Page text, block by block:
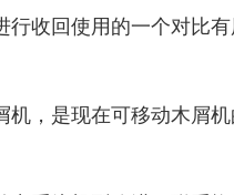
收回使用的一个对比
机，是现在可移动木屑